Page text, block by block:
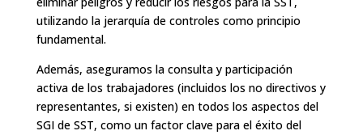
utilizando la jerarquía de controles como principio
fundamental.
Además, aseguramos la consulta y participación
activa de los trabajadores (incluidos los no directivos y
representantes, si existen) en todos los aspectos del
SGI de SST, como un factor clave para el éxito del